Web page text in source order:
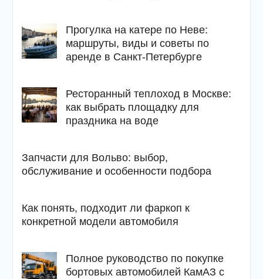
Прогулка на катере по Неве:
маршруты, виды и советы по
аренде в Санкт-Петербурге
Ресторанный теплоход в Москве:
как выбрать площадку для
праздника на воде
Запчасти для Вольво: выбор,
обслуживание и особенности подбора
Как понять, подходит ли фаркоп к
конкретной модели автомобиля
Полное руководство по покупке
бортовых автомобилей КамАЗ с